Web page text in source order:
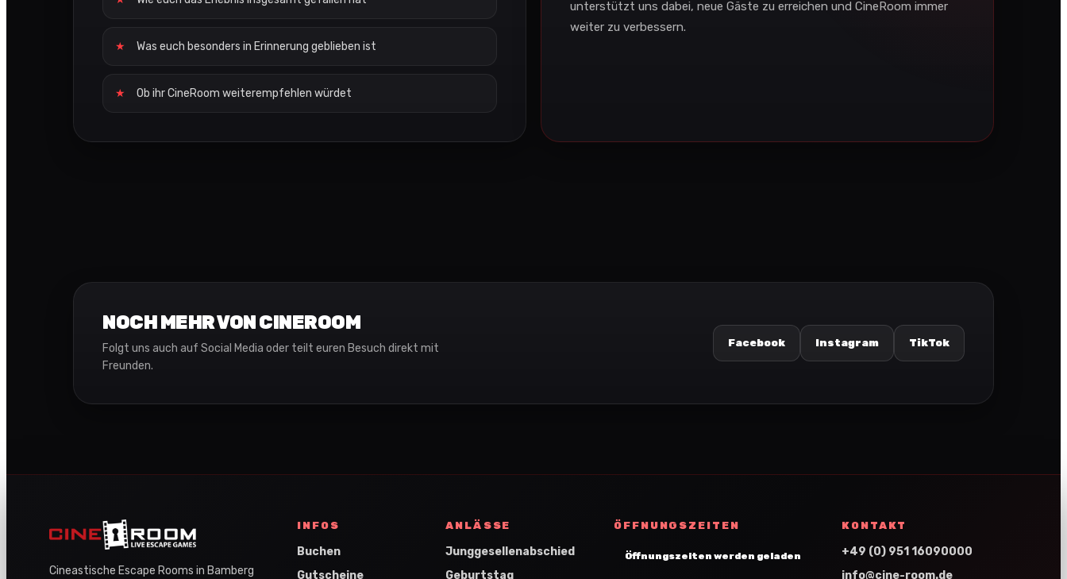
Was euch besonders in Erinnerung geblieben ist
Ob ihr CineRoom weiterempfehlen würdet
unterstützt uns dabei, neue Gäste zu erreichen und CineRoom immer
weiter zu verbessern.
NOCH MEHR VON CINEROOM
Folgt uns auch auf Social Media oder teilt euren Besuch direkt mit
Freunden.
Facebook Instagram TikTok
Cineastische Escape Rooms in Bamberg
INFOS
Buchen
Gutscheine
ANLÄSSE
Junggesellenabschied
Geburtstag
ÖFFNUNGSZEITEN
Öffnungszeiten werden geladen
KONTAKT
+49 (0) 951 16090000
info@cine-room.de